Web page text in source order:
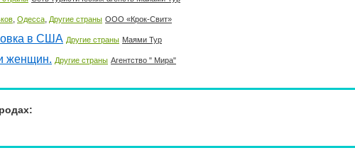
, Одесса, Другие страны ООО «Крок-Свит»
в США Другие страны Маями Тур
женщин. Другие страны Агентство " Мира"